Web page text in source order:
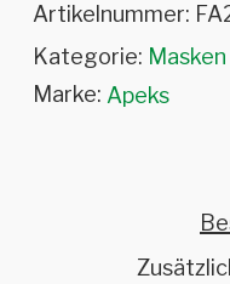
Artikelnummer:
Kategorie:
Marke: Apeks